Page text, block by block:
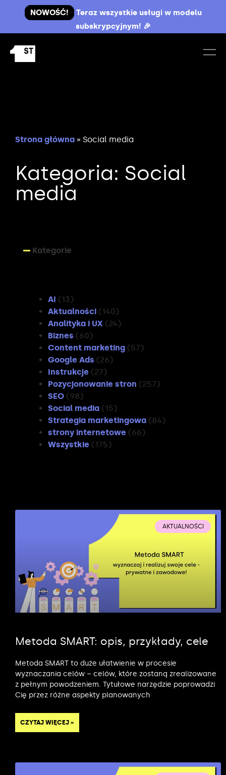
NOWOŚĆ!
Teraz wszystkie usługi w modelu
subskrypcyjnym! 🎉
Strona główna » Social media
Kategoria: Social
media
Kategorie
AI (13)
Aktualności (140)
Analityka i UX (24)
Biznes (60)
Content marketing (57)
Google Ads (26)
Instrukcje (27)
Pozycjonowanie stron (257)
SEO (98)
Social media (15)
Strategia marketingowa (84)
strony internetowe (66)
Wszystkie (175)
AKTUALNOŚCI
Metoda SMART: opis, przykłady, cele
Metoda SMART to duże ułatwienie w procesie
wyznaczania celów – celów, które zostaną zrealizowane
z pełnym powodzeniem. Tytułowe narzędzie poprowadzi
Cię przez różne aspekty planowanych
CZYTAJ WIĘCEJ »